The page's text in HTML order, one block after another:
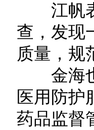
江帆表
查，发现
质量，规
金海也
医用防护
药品监督